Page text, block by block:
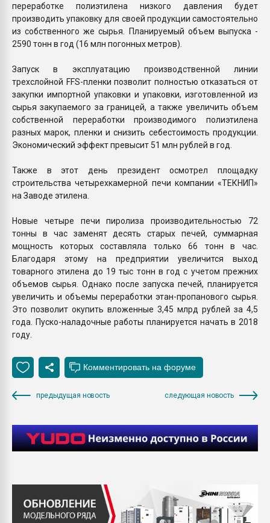
переработке полиэтилена низкого давления будет
производить упаковку для своей продукции самостоятельно
из собственного же сырья. Планируемый объем выпуска -
2590 тонн в год (16 млн погонных метров).
Запуск в эксплуатацию производственной линии
трехслойной FFS-пленки позволит полностью отказаться от
закупки импортной упаковки и упаковки, изготовленной из
сырья закупаемого за границей, а также увеличить объем
собственной переработки производимого полиэтилена
разных марок, пленки и снизить себестоимость продукции.
Экономический эффект превысит 51 млн рублей в год.
Также в этот день президент осмотрел площадку
строительства четырехкамерной печи компании «ТЕКНИП»
на Заводе этилена.
Новые четыре печи пиролиза производительностью 72
тонны в час заменят десять старых печей, суммарная
мощность которых составляла только 66 тонн в час.
Благодаря этому на предприятии увеличится выход
товарного этилена до 19 тыс тонн в год с учетом прежних
объемов сырья. Однако после запуска печей, планируется
увеличить и объемы переработки этан-пропанового сырья.
Это позволит окупить вложенные 3,45 млрд рублей за 4,5
года. Пуско-наладочные работы планируется начать в 2018
году.
предыдущая новость следующая новость